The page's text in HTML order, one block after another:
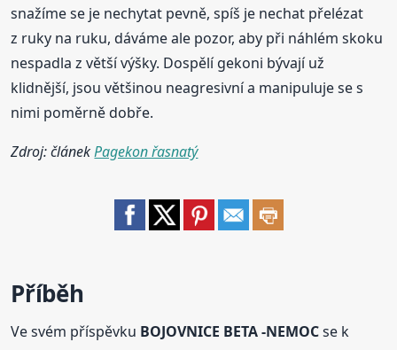
snažíme se je nechytat pevně, spíš je nechat přelézat
z ruky na ruku, dáváme ale pozor, aby při náhlém skoku
nespadla z větší výšky. Dospělí gekoni bývají už
klidnější, jsou většinou neagresivní a manipuluje se s
nimi poměrně dobře.
Zdroj: článekPagekon řasnatý
Příběh
Ve svém příspěvku BOJOVNICE BETA -NEMOCse k